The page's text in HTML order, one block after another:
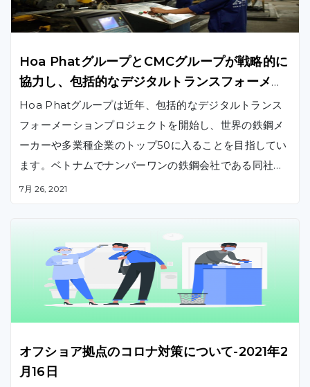
Hoa PhatグループとCMCグループが戦略的に
協力し、包括的なデジタルトランスフォーメー
ションを推進
Hoa Phatグループは近年、包括的なデジタルトランス
フォーメーションプロジェクトを開始し、世界の鉄鋼メ
ーカーや多業種企業のトップ50に入ることを目指してい
ます。ベトナムでナンバーワンの鉄鋼会社である同社は
、CMCを戦略的パートナーとして選び、今後5年間のロ
7月 26, 2021
オフショア拠点のコロナ対策について-2021年2
月16日